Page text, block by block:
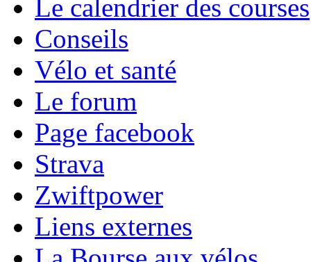
Le calendrier des courses
Conseils
Vélo et santé
Le forum
Page facebook
Strava
Zwiftpower
Liens externes